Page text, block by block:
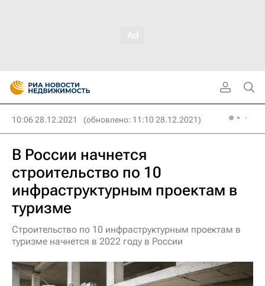
10:06 28.12.2021 (обновлено: 11:10 28.12.2021)
В России начнется
строительство по 10
инфраструктурным проектам в
туризме
Строительство по 10 инфраструктурным проектам в
туризме начнется в 2022 году в России